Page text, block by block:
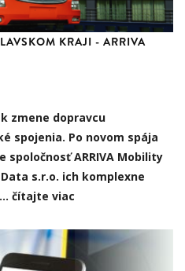
KRAJI - ARRIVA
zmene dopravcu
spojenia. Po novom spája
ARRIVA Mobility
s.r.o. ich komplexne
čítajte viac